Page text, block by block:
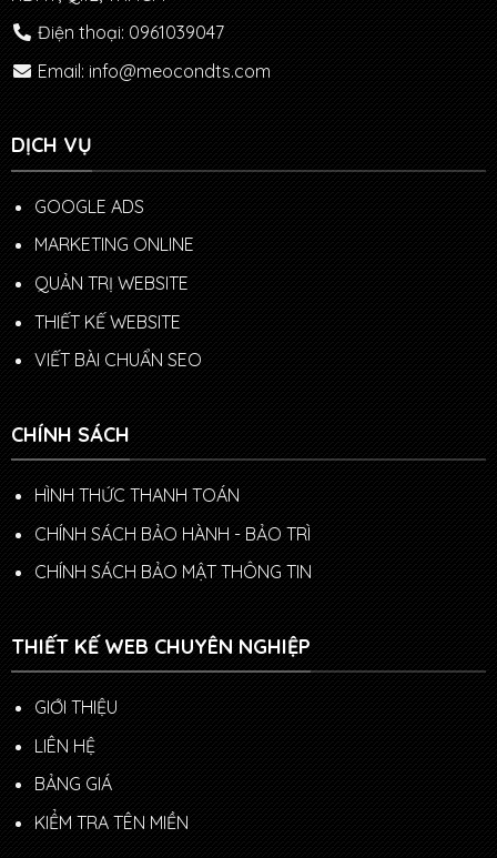
Điện thoại: 0961039047
Email: info@meocondts.com
DỊCH VỤ
GOOGLE ADS
MARKETING ONLINE
QUẢN TRỊ WEBSITE
THIẾT KẾ WEBSITE
VIẾT BÀI CHUẨN SEO
CHÍNH SÁCH
HÌNH THỨC THANH TOÁN
CHÍNH SÁCH BẢO HÀNH - BẢO TRÌ
CHÍNH SÁCH BẢO MẬT THÔNG TIN
THIẾT KẾ WEB CHUYÊN NGHIỆP
GIỚI THIỆU
LIÊN HỆ
BẢNG GIÁ
KIỂM TRA TÊN MIỀN